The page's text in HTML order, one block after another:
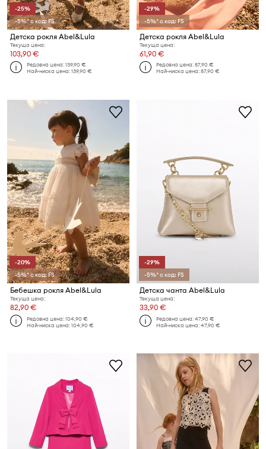
-25%
-5%* с код: FS
Детска рокля Abel&Lula
Текуща цена:
103,90 €
Редовна цена:139,90 €
Най-ниска цена:139,90 €
-29%
-5%* с код: FS
Детска рокля Abel&Lula
Текуща цена:
61,90 €
Редовна цена:87,90 €
Най-ниска цена:87,90 €
-20%
-5%* с код: FS
Бебешка рокля Abel&Lula
Текуща цена:
82,90 €
Редовна цена:104,90 €
Най-ниска цена:104,90 €
-29%
-5%* с код: FS
Детска чанта Abel&Lula
Текуща цена:
33,90 €
Редовна цена:47,90 €
Най-ниска цена:47,90 €